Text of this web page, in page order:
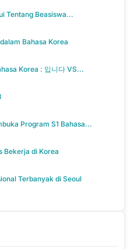
Tentang Beasiswa...
Bahasa Korea
Korea : 입니다 VS...
Program S1 Bahasa...
Bekerja di Korea
Terbanyak di Seoul